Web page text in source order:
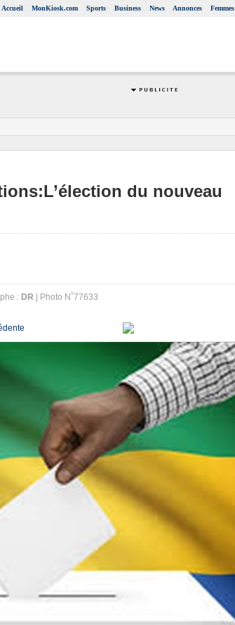
Accueil MonKiosk.com Sports Business News Annonces Femmes
du nouveau
: DR | Photo N˚77633